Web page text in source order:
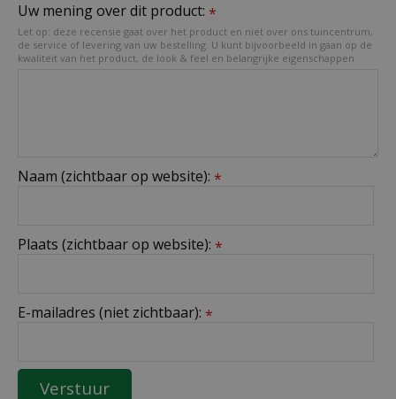
Uw mening over dit product: *
Let op: deze recensie gaat over het product en niet over ons tuincentrum,
de service of levering van uw bestelling. U kunt bijvoorbeeld in gaan op de
kwaliteit van het product, de look & feel en belangrijke eigenschappen.
Naam (zichtbaar op website): *
Plaats (zichtbaar op website): *
E-mailadres (niet zichtbaar): *